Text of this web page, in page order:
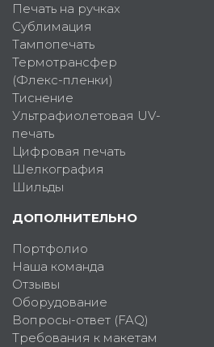
Печать на ручках
Сублимация
Тампопечать
Термотрансфер
(Флекс-пленки)
Тиснение
Ультрафиолетовая UV-
печать
Цифровая печать
Шелкография
Шильды
ДОПОЛНИТЕЛЬНО
Портфолио
Наша команда
Отзывы
Оборудование
Вопросы-ответ (FAQ)
Требования к макетам